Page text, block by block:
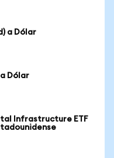
a Dólar
Dólar
Infrastructure ETF